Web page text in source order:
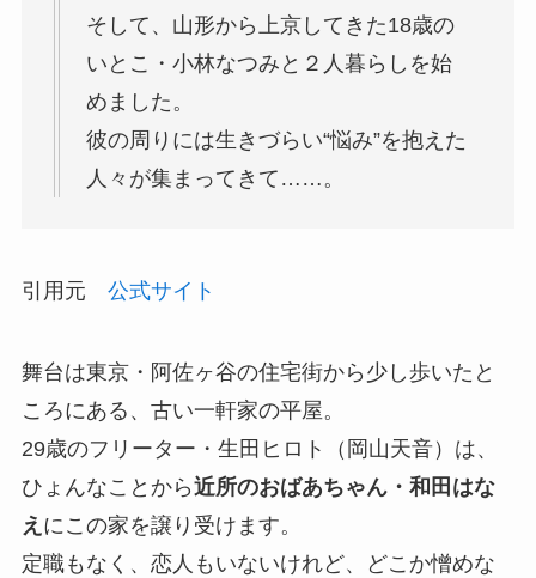
そして、山形から上京してきた18歳の
いとこ・小林なつみと２人暮らしを始
めました。
彼の周りには生きづらい“悩み”を抱えた
人々が集まってきて……。
引用元 公式サイト
舞台は東京・阿佐ヶ谷の住宅街から少し歩いたと
ころにある、古い一軒家の平屋。
29歳のフリーター・生田ヒロト（岡山天音）は、
ひょんなことから近所のおばあちゃん・和田はな
え にこの家を譲り受けます。
定職もなく、恋人もいないけれど、どこか憎めな